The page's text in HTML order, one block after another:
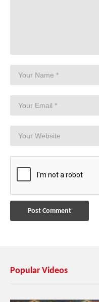
Popular Videos